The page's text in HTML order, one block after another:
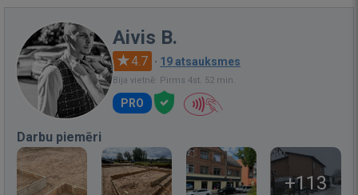
Aivis B.
4.7 · 19 atsauksmes
Bija vietnē: Pirms 4st. 52 min.
PRO
Darbu piemēri
+113